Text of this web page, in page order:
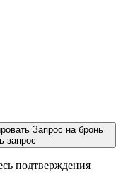
Запрос на бронь
запрос
подтверждения